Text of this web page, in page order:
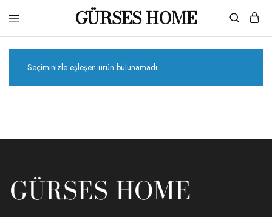
GÜRSES HOME
Gürses
Ahşaba
şey…
Seçiminizle eşleşen ürün bulunamadı.